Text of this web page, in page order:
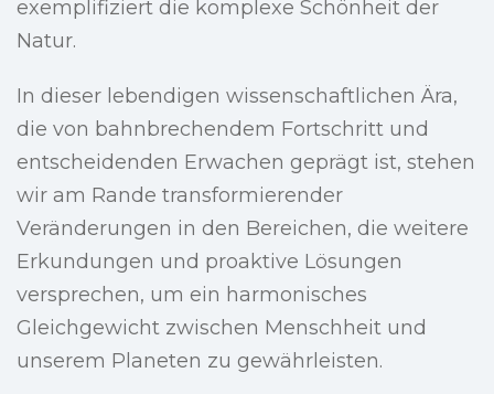
exemplifiziert die komplexe Schönheit der
Natur.
In dieser lebendigen wissenschaftlichen Ära,
die von bahnbrechendem Fortschritt und
entscheidenden Erwachen geprägt ist, stehen
wir am Rande transformierender
Veränderungen in den Bereichen, die weitere
Erkundungen und proaktive Lösungen
versprechen, um ein harmonisches
Gleichgewicht zwischen Menschheit und
unserem Planeten zu gewährleisten.